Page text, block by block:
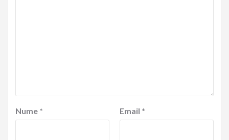
Nume * Email *